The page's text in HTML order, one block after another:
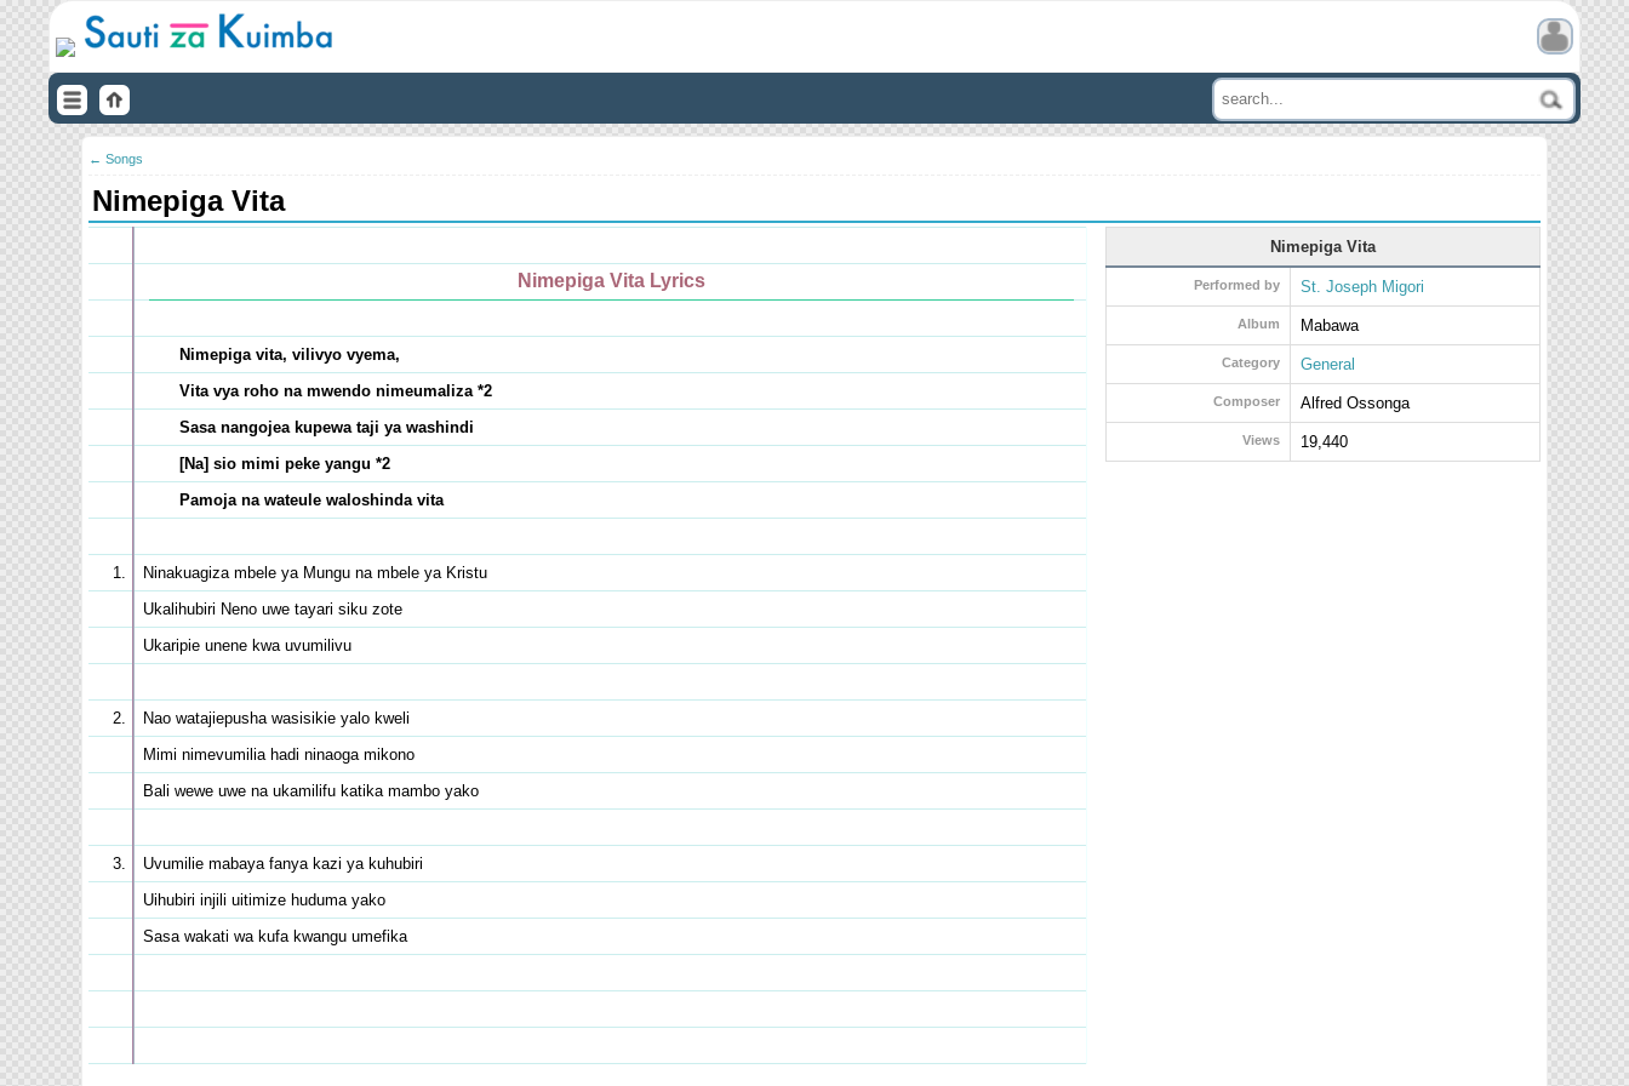
← Songs
Nimepiga Vita
Nimepiga Vita
Performed by St. Joseph Migori
Album Mabawa
Category General
Composer Alfred Ossonga
Views 19,440
Nimepiga Vita Lyrics
Nimepiga vita, vilivyo vyema,
Vita vya roho na mwendo nimeumaliza *2
Sasa nangojea kupewa taji ya washindi
[Na] sio mimi peke yangu *2
Pamoja na wateule waloshinda vita
Ninakuagiza mbele ya Mungu na mbele ya Kristu
Ukalihubiri Neno uwe tayari siku zote
Ukaripie unene kwa uvumilivu
Nao watajiepusha wasisikie yalo kweli
Mimi nimevumilia hadi ninaoga mikono
Bali wewe uwe na ukamilifu katika mambo yako
Uvumilie mabaya fanya kazi ya kuhubiri
Uihubiri injili uitimize huduma yako
Sasa wakati wa kufa kwangu umefika